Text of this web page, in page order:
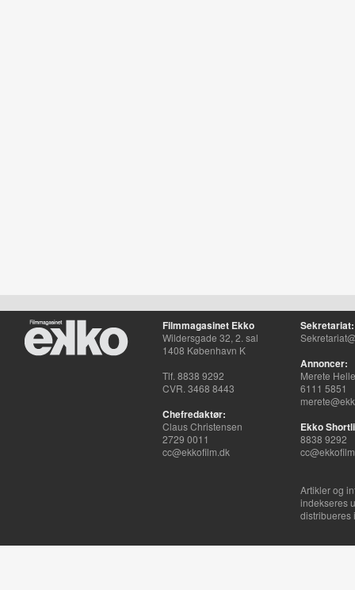
Filmmagasinet Ekko
Wildersgade 32, 2. sal
1408 København K
Tlf. 8838 9292
CVR. 3468 8443
Chefredaktør:
Claus Christensen
2729 0011
cc@ekkofilm.dk
Sekretariat:
Annoncer:
Merete
6111 5851
Ekko
8838 9292
Artikler og
indekseres
distribueres